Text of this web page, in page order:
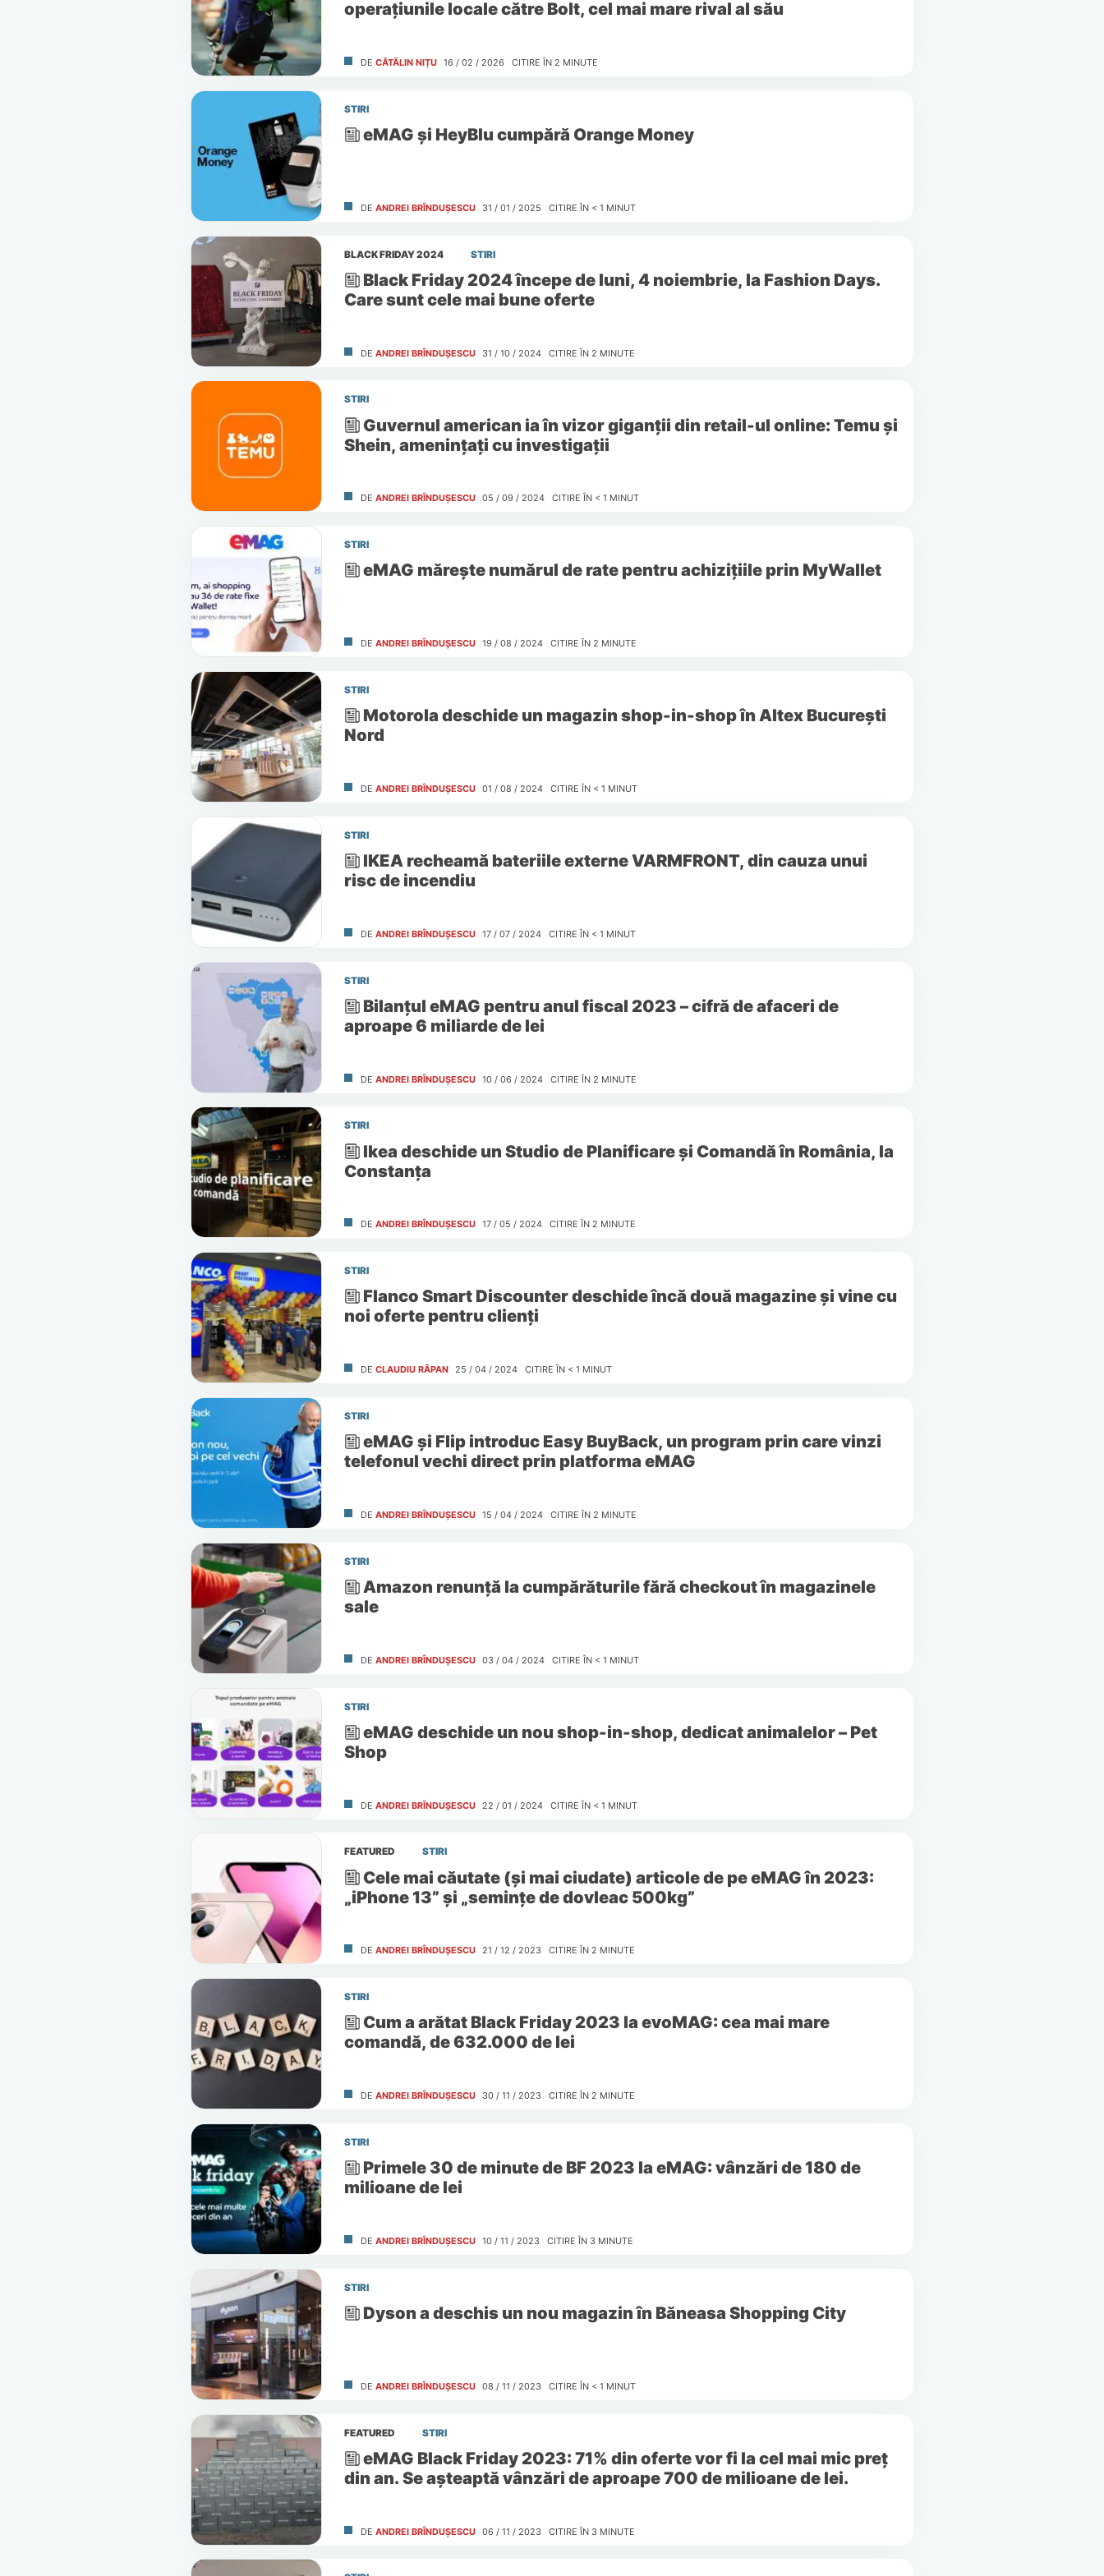
operațiunile locale către Bolt, cel mai mare rival al său
DE CĂTĂLIN NIȚU 16 / 02 / 2026 CITIRE ÎN 2 MINUTE
STIRI
eMAG și HeyBlu cumpără Orange Money
DE ANDREI BRÎNDUȘESCU 31 / 01 / 2025 CITIRE ÎN < 1 MINUT
BLACK FRIDAY 2024 STIRI
Black Friday 2024 începe de luni, 4 noiembrie, la Fashion Days.
Care sunt cele mai bune oferte
DE ANDREI BRÎNDUȘESCU 31 / 10 / 2024 CITIRE ÎN 2 MINUTE
STIRI
Guvernul american ia în vizor giganții din retail-ul online: Temu și
Shein, amenințați cu investigații
DE ANDREI BRÎNDUȘESCU 05 / 09 / 2024 CITIRE ÎN < 1 MINUT
STIRI
eMAG mărește numărul de rate pentru achizițiile prin MyWallet
DE ANDREI BRÎNDUȘESCU 19 / 08 / 2024 CITIRE ÎN 2 MINUTE
STIRI
Motorola deschide un magazin shop-in-shop în Altex București
Nord
DE ANDREI BRÎNDUȘESCU 01 / 08 / 2024 CITIRE ÎN < 1 MINUT
STIRI
IKEA recheamă bateriile externe VARMFRONT, din cauza unui
risc de incendiu
DE ANDREI BRÎNDUȘESCU 17 / 07 / 2024 CITIRE ÎN < 1 MINUT
STIRI
Bilanțul eMAG pentru anul fiscal 2023 – cifră de afaceri de
aproape 6 miliarde de lei
DE ANDREI BRÎNDUȘESCU 10 / 06 / 2024 CITIRE ÎN 2 MINUTE
STIRI
Ikea deschide un Studio de Planificare și Comandă în România, la
Constanța
DE ANDREI BRÎNDUȘESCU 17 / 05 / 2024 CITIRE ÎN 2 MINUTE
STIRI
Flanco Smart Discounter deschide încă două magazine și vine cu
noi oferte pentru clienți
DE CLAUDIU RÂPAN 25 / 04 / 2024 CITIRE ÎN < 1 MINUT
STIRI
eMAG și Flip introduc Easy BuyBack, un program prin care vinzi
telefonul vechi direct prin platforma eMAG
DE ANDREI BRÎNDUȘESCU 15 / 04 / 2024 CITIRE ÎN 2 MINUTE
STIRI
Amazon renunță la cumpărăturile fără checkout în magazinele
sale
DE ANDREI BRÎNDUȘESCU 03 / 04 / 2024 CITIRE ÎN < 1 MINUT
STIRI
eMAG deschide un nou shop-in-shop, dedicat animalelor – Pet
Shop
DE ANDREI BRÎNDUȘESCU 22 / 01 / 2024 CITIRE ÎN < 1 MINUT
FEATURED STIRI
Cele mai căutate (și mai ciudate) articole de pe eMAG în 2023:
„iPhone 13” și „semințe de dovleac 500kg”
DE ANDREI BRÎNDUȘESCU 21 / 12 / 2023 CITIRE ÎN 2 MINUTE
STIRI
Cum a arătat Black Friday 2023 la evoMAG: cea mai mare
comandă, de 632.000 de lei
DE ANDREI BRÎNDUȘESCU 30 / 11 / 2023 CITIRE ÎN 2 MINUTE
STIRI
Primele 30 de minute de BF 2023 la eMAG: vânzări de 180 de
milioane de lei
DE ANDREI BRÎNDUȘESCU 10 / 11 / 2023 CITIRE ÎN 3 MINUTE
STIRI
Dyson a deschis un nou magazin în Băneasa Shopping City
DE ANDREI BRÎNDUȘESCU 08 / 11 / 2023 CITIRE ÎN < 1 MINUT
FEATURED STIRI
eMAG Black Friday 2023: 71% din oferte vor fi la cel mai mic preț
din an. Se așteaptă vânzări de aproape 700 de milioane de lei.
DE ANDREI BRÎNDUȘESCU 06 / 11 / 2023 CITIRE ÎN 3 MINUTE